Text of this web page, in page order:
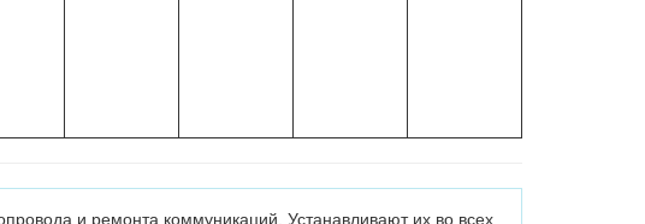
и ремонта коммуникаций. Устанавливают их во всех